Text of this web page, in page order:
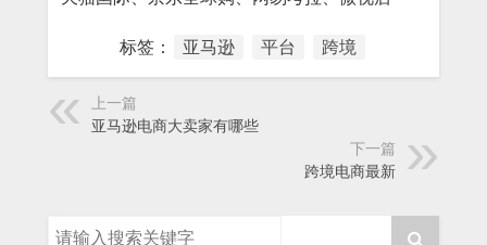
标签： 亚马逊 平台 跨境
上一篇
亚马逊电商大卖家有哪些
下一篇
跨境电商最新